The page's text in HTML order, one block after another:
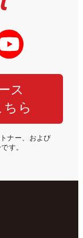
ス
ら
ナー、および
す。